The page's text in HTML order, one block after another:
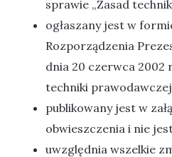
sprawie „Zasad
ogłaszany jest w
Rozporządzenia
dnia 20 czerwca 2002
techniki
publikowany jest w
obwieszczenia i nie
uwzględnia wszelkie